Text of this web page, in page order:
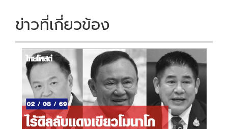
k k
ข่าวที่เกี่ยวข้อง